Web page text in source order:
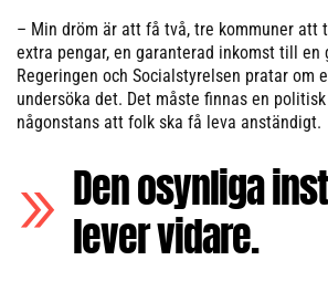
– Min dröm är att få två, tre kommuner att
extra pengar, en garanterad inkomst till en
Regeringen och Socialstyrelsen pratar om
undersöka det. Det måste finnas en
någonstans att folk ska få leva anständigt.
Den osynliga
lever vidare.